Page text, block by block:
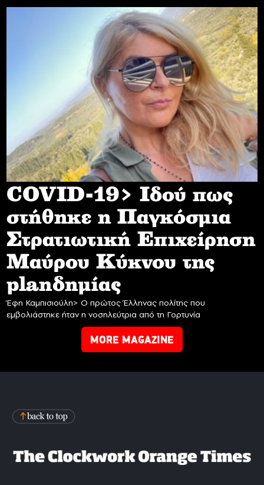
COVID-19> Iδού πως
στήθηκε η Παγκόσμια
Στρατιωτική Επιχείρηση
Mαύρου Κύκνου της
planδημίας
Έφη Καμπισιούλη> Ο πρώτος Έλληνας πολίτης που
εμβολιάστηκε ήταν η νοσηλεύτρια από τη Γορτυνία
MORE MAGAZINE